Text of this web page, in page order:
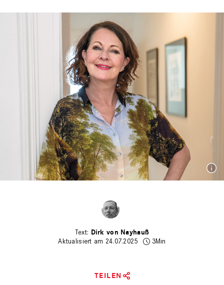
Dirk von Nayhauß
Aktualisiert am 24.07.2025
3Min
TEILEN